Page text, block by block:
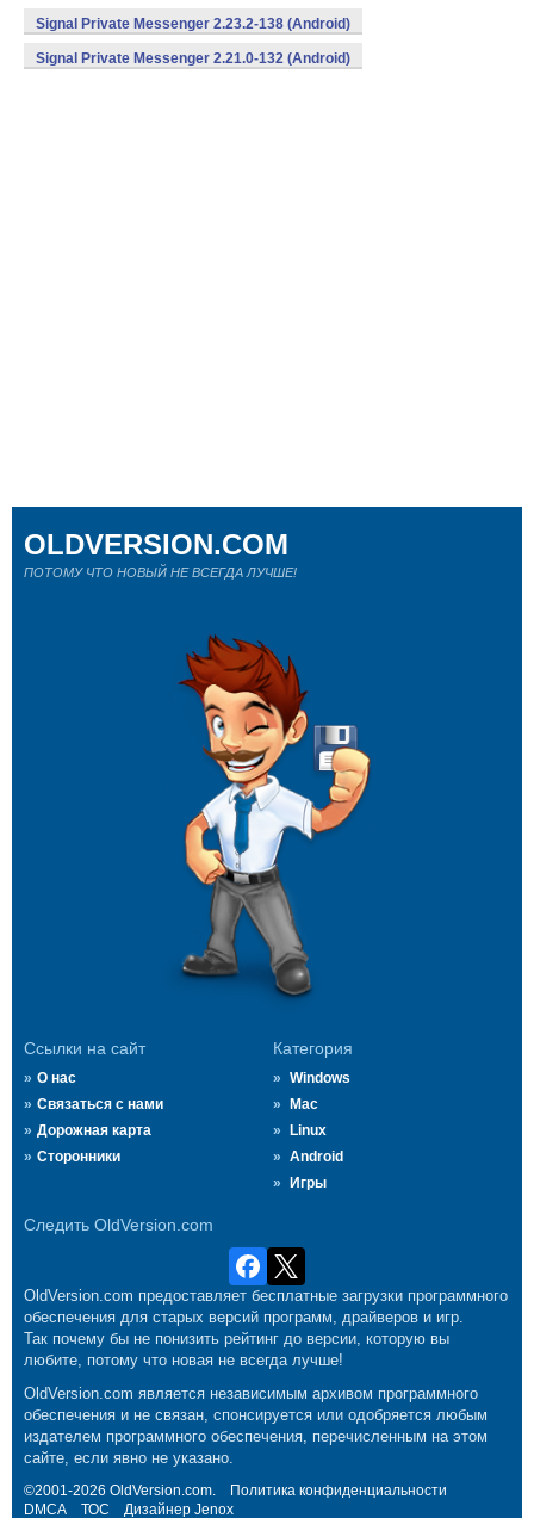
Signal Private Messenger 2.23.2-138 (Android)
Signal Private Messenger 2.21.0-132 (Android)
Ссылки на сайт
О нас
Связаться с нами
Дорожная карта
Сторонники
Категория
Windows
Mac
Linux
Android
Игры
Следить OldVersion.com
OLDVERSION.COM
ПОТОМУ ЧТО НОВЫЙ НЕ ВСЕГДА ЛУЧШЕ!
OldVersion.com предоставляет бесплатные загрузки программного
обеспечения для старых версий программ, драйверов и игр.
Так почему бы не понизить рейтинг до версии, которую вы
любите, потому что новая не всегда лучше!
OldVersion.com является независимым архивом программного
обеспечения и не связан, спонсируется или одобряется любым
издателем программного обеспечения, перечисленным на этом
сайте, если явно не указано.
©2001-2026 OldVersion.com.
Политика конфиденциальности
DMCA
ТОС Дизайнер Jenox